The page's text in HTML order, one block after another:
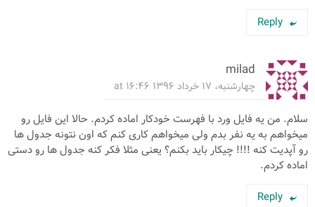
Reply
milad
چهارشنبه، ۱۷ خرداد ۱۳۹۶ at ۱۶:۴۶
سلام. من یه فایل ورد با فهرست خودکار اماده کردم. حالا این فایل رو
میخواهم به یه نفر بدم ولی میخواهم کاری کنم که اون نتونه جدول ها
رو آپدیت کنه !!!! چیکار باید بکنم؟ یعنی مثلا فکر کنه جدول ها رو دستی
اماده کردم.
Reply